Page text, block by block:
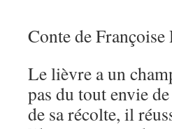
Conte de
Le lièvre a un
pas du tout envie
de sa récolte, il